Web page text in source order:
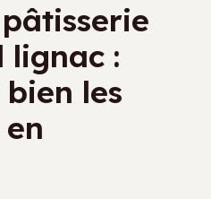
lignac :
les